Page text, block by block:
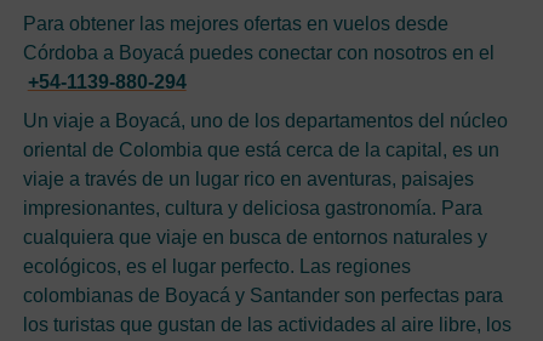
Para obtener las mejores ofertas en vuelos desde
Córdoba a Boyacá puedes conectar con nosotros en el
+54-1139-880-294
Un viaje a Boyacá, uno de los departamentos del núcleo
oriental de Colombia que está cerca de la capital, es un
viaje a través de un lugar rico en aventuras, paisajes
impresionantes, cultura y deliciosa gastronomía. Para
cualquiera que viaje en busca de entornos naturales y
ecológicos, es el lugar perfecto. Las regiones
colombianas de Boyacá y Santander son perfectas para
los turistas que gustan de las actividades al aire libre, los